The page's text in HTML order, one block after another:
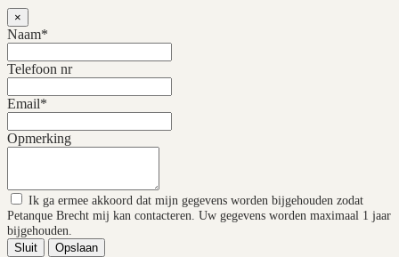
×
Naam*
Telefoon nr
Email*
Opmerking
Ik ga ermee akkoord dat mijn gegevens worden bijgehouden zodat
Petanque Brecht mij kan contacteren. Uw gegevens worden maximaal 1 jaar
bijgehouden.
Sluit Opslaan